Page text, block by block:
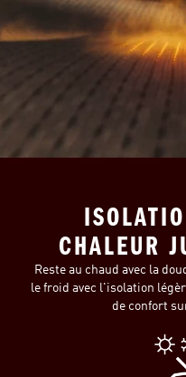
CHALEUR
Reste au chaud avec la
le froid avec l'isolation
de confort